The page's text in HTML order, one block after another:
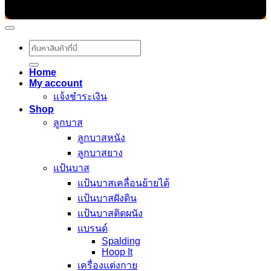
ค้นหา:
Home
My account
แจ้งชำระเงิน
Shop
ลูกบาส
ลูกบาสหนัง
ลูกบาสยาง
แป้นบาส
แป้นบาสเคลื่อนย้ายได้
แป้นบาสฝังดิน
แป้นบาสติดผนัง
แบรนด์
Spalding
Hoop It
เครื่องแต่งกาย